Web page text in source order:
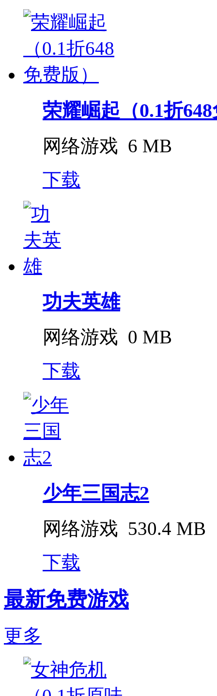
荣耀崛起（0.1折
网络游戏 6 MB
下载
功夫英雄
网络游戏 0 MB
下载
少年三国志2
网络游戏 530.4 MB
下载
最新免费游戏
更多